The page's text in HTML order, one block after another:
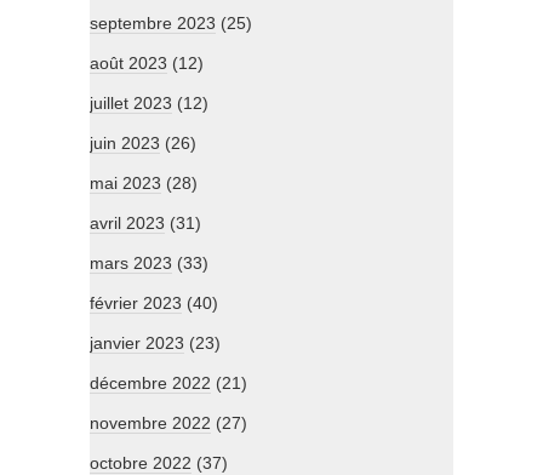
septembre 2023 (25)
août 2023 (12)
juillet 2023 (12)
juin 2023 (26)
mai 2023 (28)
avril 2023 (31)
mars 2023 (33)
février 2023 (40)
janvier 2023 (23)
décembre 2022 (21)
novembre 2022 (27)
octobre 2022 (37)